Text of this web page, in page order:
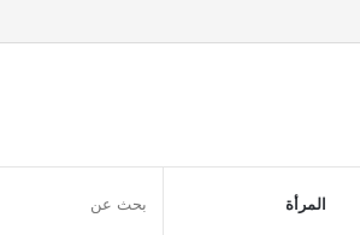
المرأة